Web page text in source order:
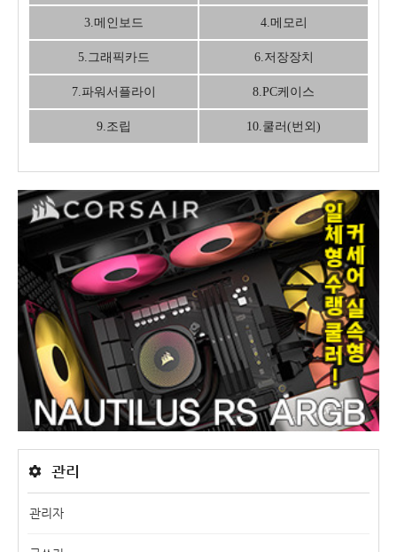
3.메인보드 4.메모리
5.그래픽카드 6.저장장치
7.파워서플라이 8.PC케이스
9.조립 10.쿨러(번외)
관리
관리자